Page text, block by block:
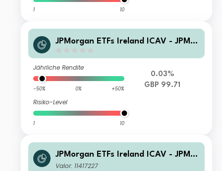
1 10
JPMorgan ETFs Ireland ICAV - JPM U
ETF - GBP Hedged (dist)
Jährliche Rendite
-50% 0% +50%
Risiko-Level
1 10
0.03%
GBP 99.71
JPMorgan ETFs Ireland ICAV - JPM U
SD IG Corporate Bond Active UCITS
Valor: 11417227